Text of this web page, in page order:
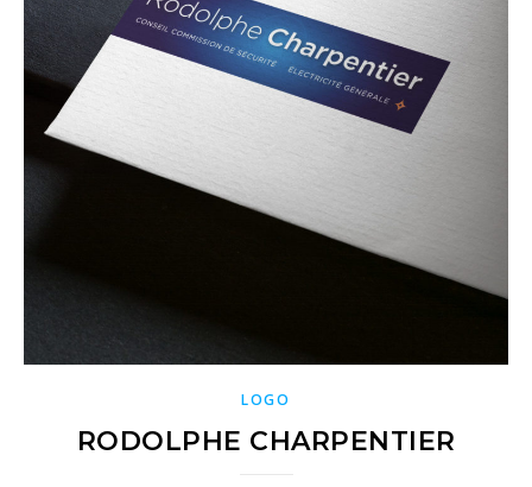
LOGO
RODOLPHE CHARPENTIER